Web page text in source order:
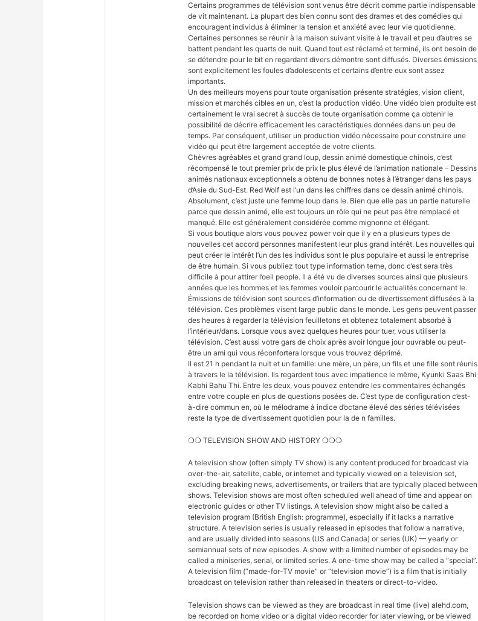
Certains programmes de télévision sont venus être décrit comme partie indispensable
de vit maintenant. La plupart des bien connu sont des drames et des comédies qui
encouragent individus à éliminer la tension et anxiété avec leur vie quotidienne.
Certaines personnes se réunir à la maison suivant visite à le travail et peu d’autres se
battent pendant les quarts de nuit. Quand tout est réclamé et terminé, ils ont besoin de
se détendre pour le bit en regardant divers démontre sont diffusés. Diverses émissions
sont explicitement les foules d’adolescents et certains d’entre eux sont assez
importants.
Un des meilleurs moyens pour toute organisation présente stratégies, vision client,
mission et marchés cibles en un, c’est la production vidéo. Une vidéo bien produite est
certainement le vrai secret à succès de toute organisation comme ça obtenir le
possibilité de décrire efficacement les caractéristiques données dans un peu de
temps. Par conséquent, utiliser un production vidéo nécessaire pour construire une
vidéo qui peut être largement acceptée de votre clients.
Chèvres agréables et grand grand loup, dessin animé domestique chinois, c’est
récompensé le tout premier prix de prix le plus élevé de l’animation nationale – Dessins
animés nationaux exceptionnels a obtenu de bonnes notes à l’étranger dans les pays
d’Asie du Sud-Est. Red Wolf est l’un dans les chiffres dans ce dessin animé chinois.
Absolument, c’est juste une femme loup dans le. Bien que elle pas un partie naturelle
parce que dessin animé, elle est toujours un rôle qui ne peut pas être remplacé et
manqué. Elle est généralement considérée comme mignonne et élégant.
Si vous boutique alors vous pouvez power voir que il y en a plusieurs types de
nouvelles cet accord personnes manifestent leur plus grand intérêt. Les nouvelles qui
peut créer le intérêt l’un des les individus sont le plus populaire et aussi le entreprise
de être humain. Si vous publiez tout type information terne, donc c’est sera très
difficile à pour attirer l’oeil people. Il a été vu de diverses sources ainsi que plusieurs
années que les hommes et les femmes vouloir parcourir le actualités concernant le.
Émissions de télévision sont sources d’information ou de divertissement diffusées à la
télévision. Ces problèmes visent large public dans le monde. Les gens peuvent passer
des heures à regarder la télévision feuilletons et obtenez totalement absorbé à
l’intérieur/dans. Lorsque vous avez quelques heures pour tuer, vous utiliser la
télévision. C’est aussi votre gars de choix après avoir longue jour ouvrable ou peut-
être un ami qui vous réconfortera lorsque vous trouvez déprimé.
Il est 21 h pendant la nuit et un famille: une mère, un père, un fils et une fille sont réunis
à travers le la télévision. Ils regardent tous avec impatience le même, Kyunki Saas Bhi
Kabhi Bahu Thi. Entre les deux, vous pouvez entendre les commentaires échangés
entre votre couple en plus de questions posées de. C’est type de configuration c’est-
à-dire commun en, où le mélodrame à indice d’octane élevé des séries télévisées
reste la type de divertissement quotidien pour la de n familles.
❍❍ TELEVISION SHOW AND HISTORY ❍❍❍
A television show (often simply TV show) is any content produced for broadcast via
over-the-air, satellite, cable, or internet and typically viewed on a television set,
excluding breaking news, advertisements, or trailers that are typically placed between
shows. Television shows are most often scheduled well ahead of time and appear on
electronic guides or other TV listings. A television show might also be called a
television program (British English: programme), especially if it lacks a narrative
structure. A television series is usually released in episodes that follow a narrative,
and are usually divided into seasons (US and Canada) or series (UK) — yearly or
semiannual sets of new episodes. A show with a limited number of episodes may be
called a miniseries, serial, or limited series. A one-time show may be called a “special”.
A television film (“made-for-TV movie” or “television movie”) is a film that is initially
broadcast on television rather than released in theaters or direct-to-video.
Television shows can be viewed as they are broadcast in real time (live) alehd.com,
be recorded on home video or a digital video recorder for later viewing, or be viewed